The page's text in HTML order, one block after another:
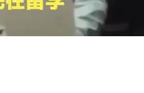
04:33